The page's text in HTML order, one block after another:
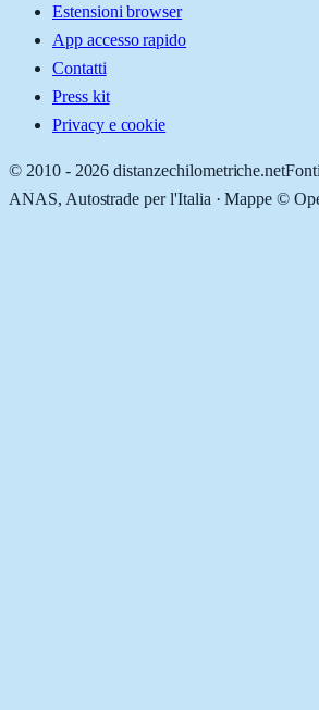
Estensioni browser
App accesso rapido
Contatti
Press kit
Privacy e cookie
© 2010 - 2026 distanzechilometriche.net
ANAS, Autostrade per l'Italia · Mappe ©